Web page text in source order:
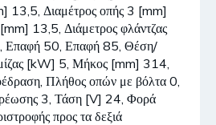
13,5, Διαμέτρος οπής 3 [mm]
13,5, Διάμετρος φλάντζας
50, Επαφή 85, Θέση/
[kW] 5, Μήκος [mm] 314,
Πλήθος οπών με βόλτα 0,
3, Τάση [V] 24, Φορά
προς τα δεξιά